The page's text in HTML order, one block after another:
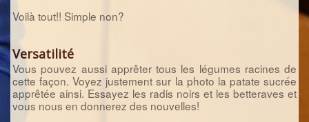
Voilà tout!! Simple non?
Versatilité
Vous pouvez aussi apprêter tous les légumes racines de
cette façon. Voyez justement sur la photo la patate sucrée
apprêtée ainsi. Essayez les radis noirs et les betteraves et
vous nous en donnerez des nouvelles!